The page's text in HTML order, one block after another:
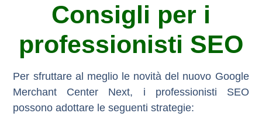
Consigli per i
professionisti SEO
Per sfruttare al meglio le novità del nuovo Google
Merchant Center Next, i professionisti SEO
possono adottare le seguenti strategie: